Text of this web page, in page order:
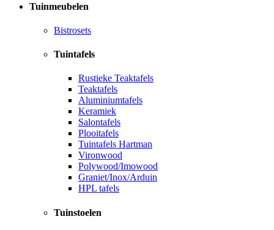
Tuinmeubelen
Bistrosets
Tuintafels
Rustieke Teaktafels
Teaktafels
Aluminiumtafels
Keramiek
Salontafels
Plooitafels
Tuintafels Hartman
Vironwood
Polywood/Imowood
Graniet/Inox/Arduin
HPL tafels
Tuinstoelen